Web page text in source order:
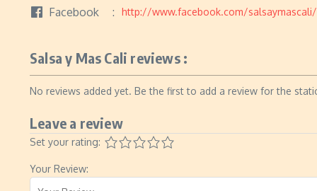
Facebook http://www.facebook.com/salsaymascali/
Salsa y Mas Cali reviews :
No reviews added yet. Be the first to add a review for the
Leave a review
Set your rating:
Your Review: